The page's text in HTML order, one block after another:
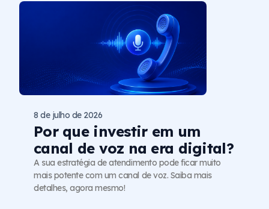
Por que investir em um
canal de voz na era digital?
8 de julho de 2026
A sua estratégia de atendimento pode ficar muito
mais potente com um canal de voz. Saiba mais
detalhes, agora mesmo!